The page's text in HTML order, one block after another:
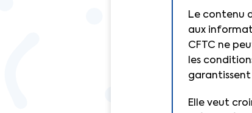
Le contenu
aux
CFTC ne
les
garantissent
Elle veut